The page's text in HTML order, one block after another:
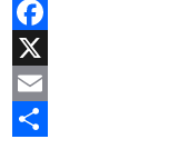
Facebook
X
Email